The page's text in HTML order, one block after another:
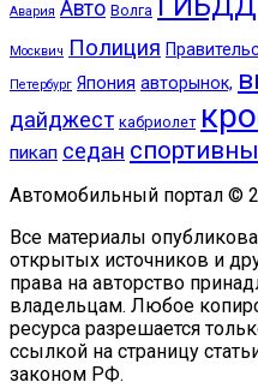
Авария Авто Волга
Москвич Полиция
Петербург Япония авторынок,
дайджест кабриолет
пикап седан
Автомобильный портал ©
Все материалы
открытых источников и
права на авторство
владельцам. Любое
ресурса разрешается
ссылкой на страницу
законом РФ.